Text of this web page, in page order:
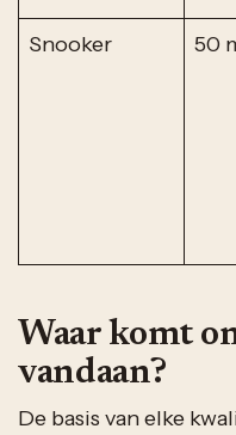
Snooker
50
Waar komt
vandaan?
De basis van elke